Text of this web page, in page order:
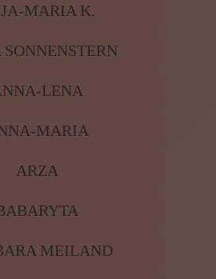
MARIA K.
LENA
MARIA
ARZA
MEILAND